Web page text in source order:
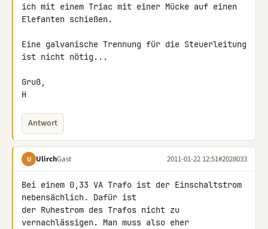
ich mit einem Triac mit einer Mücke auf einen
Elefanten schießen.
Eine galvanische Trennung für die Steuerleitung
ist nicht nötig...
Gruß,
H
Antwort
U UlirchGast 2011-01-22 12:51#2028033
Bei einem 0,33 VA Trafo ist der Einschaltstrom
nebensächlich. Dafür ist
der Ruhestrom des Trafos nicht zu
vernachlässigen. Man muss also eher